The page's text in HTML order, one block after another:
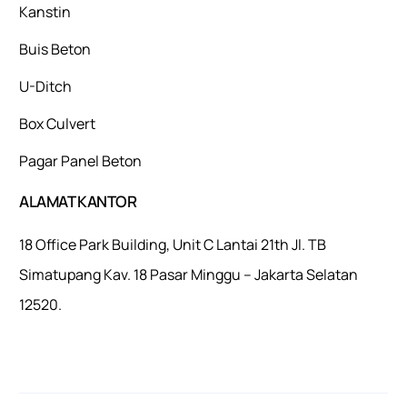
Kanstin
Buis Beton
U-Ditch
Box Culvert
Pagar Panel Beton
ALAMAT KANTOR
18 Office Park Building, Unit C Lantai 21th Jl. TB
Simatupang Kav. 18 Pasar Minggu – Jakarta Selatan
12520.